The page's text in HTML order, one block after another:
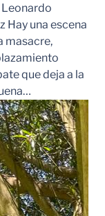
Hay una escena
masacre,
que deja a la